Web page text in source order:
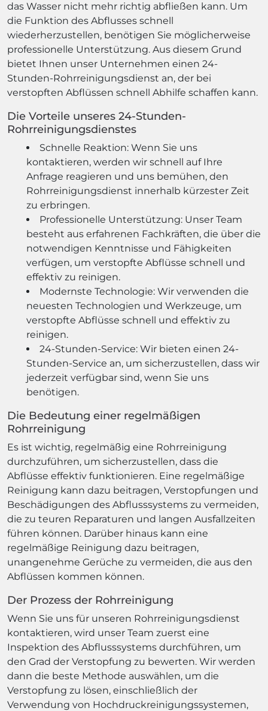
das Wasser nicht mehr richtig abfließen kann. Um
die Funktion des Abflusses schnell
wiederherzustellen, benötigen Sie möglicherweise
professionelle Unterstützung. Aus diesem Grund
bietet Ihnen unser Unternehmen einen 24-
Stunden-Rohrreinigungsdienst an, der bei
verstopften Abflüssen schnell Abhilfe schaffen kann.
Die Vorteile unseres 24-Stunden-
Rohrreinigungsdienstes
Schnelle Reaktion: Wenn Sie uns
kontaktieren, werden wir schnell auf Ihre
Anfrage reagieren und uns bemühen, den
Rohrreinigungsdienst innerhalb kürzester Zeit
zu erbringen.
Professionelle Unterstützung: Unser Team
besteht aus erfahrenen Fachkräften, die über die
notwendigen Kenntnisse und Fähigkeiten
verfügen, um verstopfte Abflüsse schnell und
effektiv zu reinigen.
Modernste Technologie: Wir verwenden die
neuesten Technologien und Werkzeuge, um
verstopfte Abflüsse schnell und effektiv zu
reinigen.
24-Stunden-Service: Wir bieten einen 24-
Stunden-Service an, um sicherzustellen, dass wir
jederzeit verfügbar sind, wenn Sie uns
benötigen.
Die Bedeutung einer regelmäßigen
Rohrreinigung
Es ist wichtig, regelmäßig eine Rohrreinigung
durchzuführen, um sicherzustellen, dass die
Abflüsse effektiv funktionieren. Eine regelmäßige
Reinigung kann dazu beitragen, Verstopfungen und
Beschädigungen des Abflusssystems zu vermeiden,
die zu teuren Reparaturen und langen Ausfallzeiten
führen können. Darüber hinaus kann eine
regelmäßige Reinigung dazu beitragen,
unangenehme Gerüche zu vermeiden, die aus den
Abflüssen kommen können.
Der Prozess der Rohrreinigung
Wenn Sie uns für unseren Rohrreinigungsdienst
kontaktieren, wird unser Team zuerst eine
Inspektion des Abflusssystems durchführen, um
den Grad der Verstopfung zu bewerten. Wir werden
dann die beste Methode auswählen, um die
Verstopfung zu lösen, einschließlich der
Verwendung von Hochdruckreinigungssystemen,